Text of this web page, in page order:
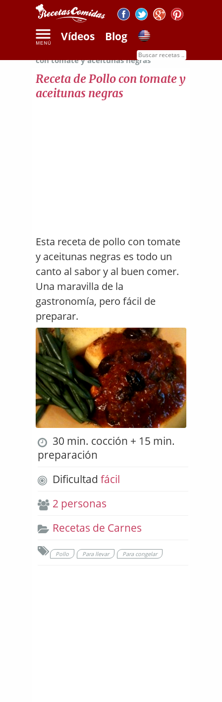
Vídeos Blog
Receta de pollo
con tomate y aceitunas negras
Receta de Pollo con tomate y
aceitunas negras
Esta receta de pollo con tomate
y aceitunas negras es todo un
canto al sabor y al buen comer.
Una maravilla de la
gastronomía, pero fácil de
preparar.
30 min. cocción + 15 min.
preparación
Dificultad fácil
2 personas
Recetas de Carnes
Pollo Para llevar Para congelar